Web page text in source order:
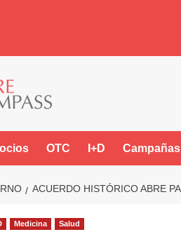
OTC I+D Campañas
ACUERDO HISTÓRICO ABRE
Medicina Salud